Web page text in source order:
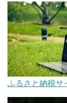
ふるさと納税サ